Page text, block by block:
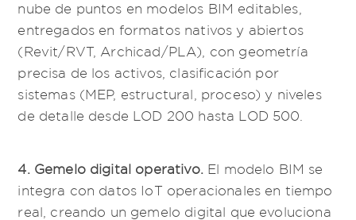
nube de puntos en modelos BIM editables,
entregados en formatos nativos y abiertos
(Revit/RVT, Archicad/PLA), con geometría
precisa de los activos, clasificación por
sistemas (MEP, estructural, proceso) y niveles
de detalle desde LOD 200 hasta LOD 500.
4. Gemelo digital operativo. El modelo BIM se
integra con datos IoT operacionales en tiempo
real, creando un gemelo digital que evoluciona